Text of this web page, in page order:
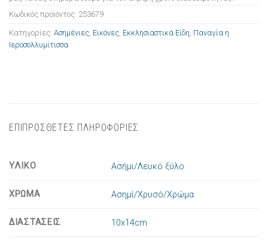
Κωδικός προϊόντος: 253679
Κατηγορίες: Ασημένιες Εικόνες Εκκλησιαστικά Είδη Παναγία η
Ιεροσολλυμίτισσα
ΕΠΙΠΡΟΣΘΕΤΕΣ ΠΛΗΡΟΦΟΡΙΕΣ
ΥΛΙΚΟ Ασήμι/Λευκό ξύλο
ΧΡΩΜΑ Ασημί/Χρυσό/Χρώμα
ΔΙΑΣΤΑΣΕΙΣ 10x14cm